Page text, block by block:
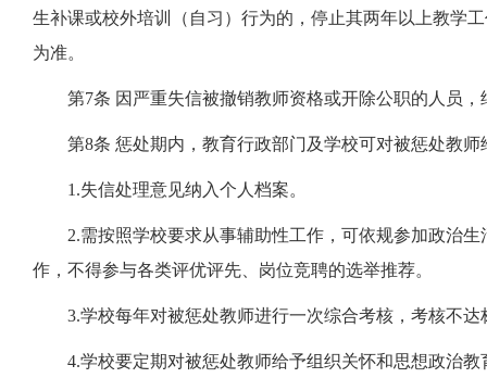
生补课或校外培训（自习）行为的，停止其两年以上教学
为准。
第7条 因严重失信被撤销教师资格或开除公职的人员
第8条 惩处期内，教育行政部门及学校可对被惩处教师
1.失信处理意见纳入个人档案。
2.需按照学校要求从事辅助性工作，可依规参加政治
作，不得参与各类评优评先、岗位竞聘的选举推荐。
3.学校每年对被惩处教师进行一次综合考核，考核不
4.学校要定期对被惩处教师给予组织关怀和思想政治